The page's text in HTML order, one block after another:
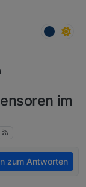
im
zum Antworten